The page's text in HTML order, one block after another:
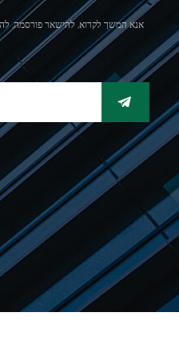
אנא המשך לקרוא, להישאר פורסמה,